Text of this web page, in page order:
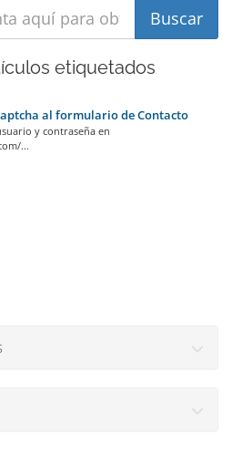
etiquetados
al formulario de Contacto
y contraseña en
...